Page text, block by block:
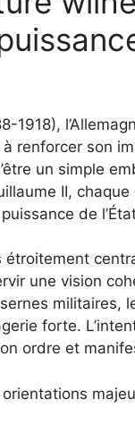
1918),
renforcer son
un simple
II,
de
étroitement
une vision
militaires,
forte.
ordre et